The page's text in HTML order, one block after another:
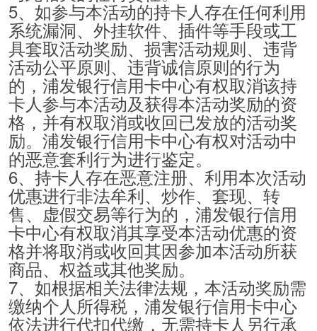
5、如参与本活动的持卡人存在任何利用
系统漏洞、外挂软件、插件等手段或工
具套取活动奖励、损害活动规则、违背
活动公平原则、违背诚信原则的行为
的，浦发银行信用卡中心有权取消该持
卡人参与本活动及获得本活动奖励的资
格，并有权取消或收回已发放的活动奖
励。浦发银行信用卡中心有权对活动中
的恶意套利行为进行鉴定。
6、持卡人存在恶意注册、利用本次活动
优惠进行非法牟利、炒作、套现、转
售、虚假交易等行为的，浦发银行信用
卡中心有权取消其享受本活动优惠的资
格并将取消或收回其因参加本活动所获
商品、权益或其他奖励。
7、如根据相关法律法规，本活动奖励需
缴纳个人所得税，浦发银行信用卡中心
依法进行代扣代缴，无需持卡人另行承